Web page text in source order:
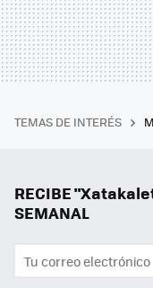
TEMAS DE INTERÉS
RECIBE
SEMANAL